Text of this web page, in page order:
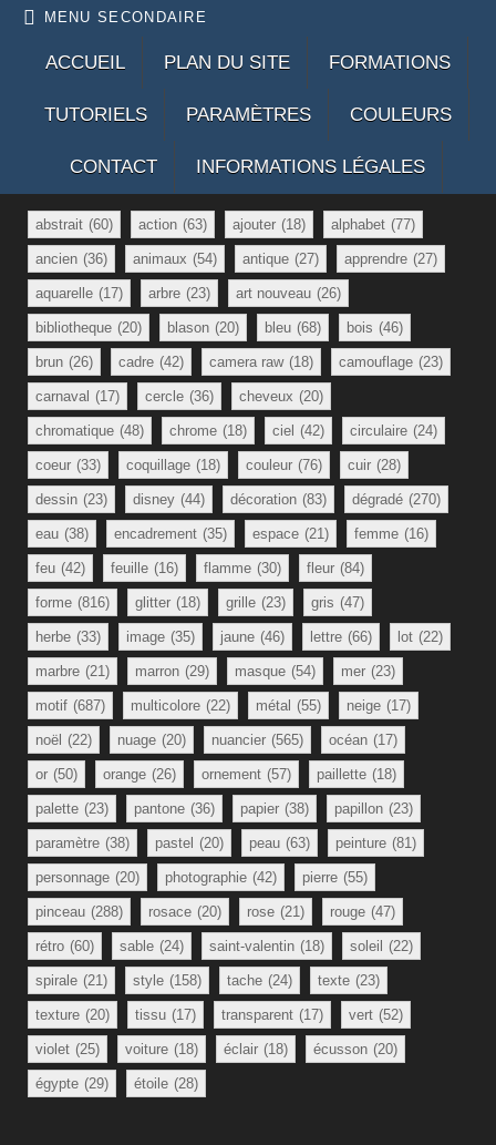
MENU SECONDAIRE
ACCUEIL PLAN DU SITE FORMATIONS
TUTORIELS PARAMÈTRES COULEURS
CONTACT INFORMATIONS LÉGALES
abstrait (60) action (63) ajouter (18) alphabet (77)
ancien (36) animaux (54) antique (27) apprendre (27)
aquarelle (17) arbre (23) art nouveau (26)
bibliotheque (20) blason (20) bleu (68) bois (46)
brun (26) cadre (42) camera raw (18) camouflage (23)
carnaval (17) cercle (36) cheveux (20)
chromatique (48) chrome (18) ciel (42) circulaire (24)
coeur (33) coquillage (18) couleur (76) cuir (28)
dessin (23) disney (44) décoration (83) dégradé (270)
eau (38) encadrement (35) espace (21) femme (16)
feu (42) feuille (16) flamme (30) fleur (84)
forme (816) glitter (18) grille (23) gris (47)
herbe (33) image (35) jaune (46) lettre (66) lot (22)
marbre (21) marron (29) masque (54) mer (23)
motif (687) multicolore (22) métal (55) neige (17)
noël (22) nuage (20) nuancier (565) océan (17)
or (50) orange (26) ornement (57) paillette (18)
palette (23) pantone (36) papier (38) papillon (23)
paramètre (38) pastel (20) peau (63) peinture (81)
personnage (20) photographie (42) pierre (55)
pinceau (288) rosace (20) rose (21) rouge (47)
rétro (60) sable (24) saint-valentin (18) soleil (22)
spirale (21) style (158) tache (24) texte (23)
texture (20) tissu (17) transparent (17) vert (52)
violet (25) voiture (18) éclair (18) écusson (20)
égypte (29) étoile (28)